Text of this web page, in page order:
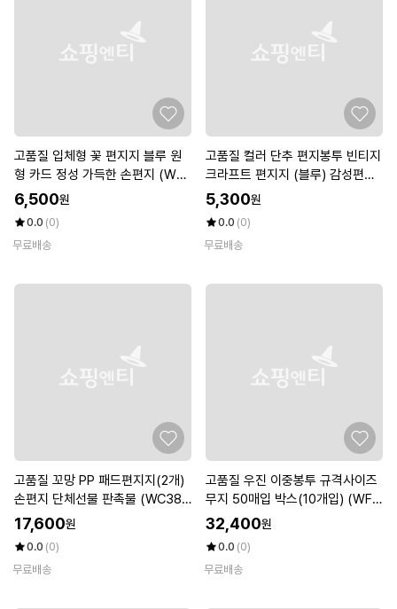
고품질 입체형 꽃 편지지 블루 원
형 카드 정성 가득한 손편지 (WFK
G2BB)
6,500원
0.0 (0)
무료배송
고품질 컬러 단추 편지봉투 빈티지
크라프트 편지지 (블루) 감성편지
지 (WBA913E)
5,300원
0.0 (0)
무료배송
고품질 꼬망 PP 패드편지지(2개)
손편지 단체선물 판촉물 (WC380
64)
17,600원
0.0 (0)
무료배송
고품질 우진 이중봉투 규격사이즈
무지 50매입 박스(10개입) (WFK
F7WB)
32,400원
0.0 (0)
무료배송